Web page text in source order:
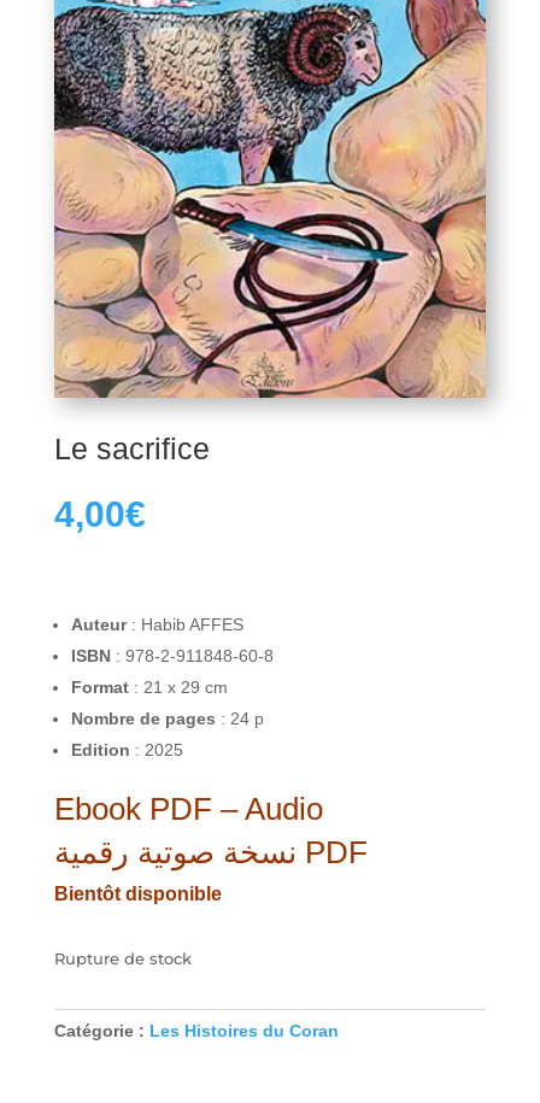
Le sacrifice
4,00€
Auteur: Habib AFFES
ISBN: 978-2-911848-60-8
Format: 21 x 29 cm
Nombre de pages : 24 p
Edition : 2025
Ebook PDF – Audio
نسخة صوتية رقمية PDF
Bientôt disponible
Rupture de stock
Catégorie : Les Histoires du Coran